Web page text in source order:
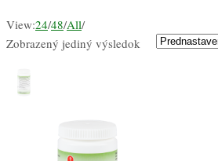
View:24/48/All/
Zobrazený jediný výsledok